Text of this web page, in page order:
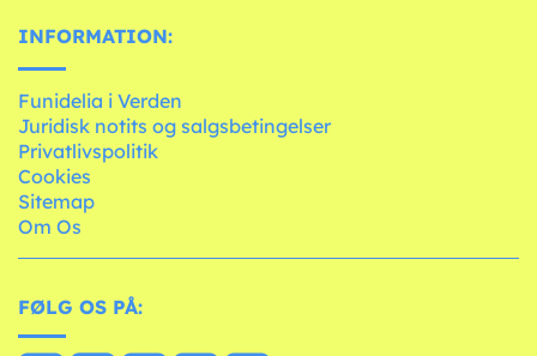
INFORMATION:
Funidelia i Verden
Juridisk notits og salgsbetingelser
Privatlivspolitik
Cookies
Sitemap
Om Os
FØLG OS PÅ: